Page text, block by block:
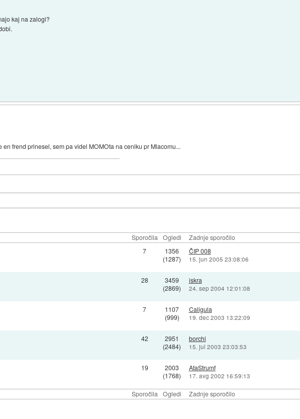
kaj na zalogi?
frend prinesel, sem pa videl MOMOta na ceniku pr Mlacomu...
Sporočila Ogledi Zadnje sporočilo
Sporočila Ogledi Zadnje sporočilo
7
1356
(1287)
ČIP 008
15. jun 2005 23:08:06
28
3459
(2869)
iskra
24. sep 2004 12:01:08
7
1107
(999)
Caligula
19. dec 2003 13:22:09
42
2951
(2484)
borchi
15. jul 2003 23:03:53
19
2003
(1768)
AtaStrumf
17. avg 2002 16:59:13